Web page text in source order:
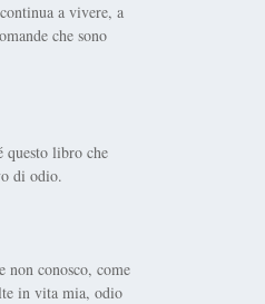
a vivere, a
che sono
questo libro che
di odio.
non conosco, come
in vita mia, odio